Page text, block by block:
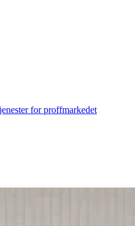
for proffmarkedet